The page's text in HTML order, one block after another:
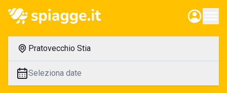
Pratovecchio Stia
Seleziona date